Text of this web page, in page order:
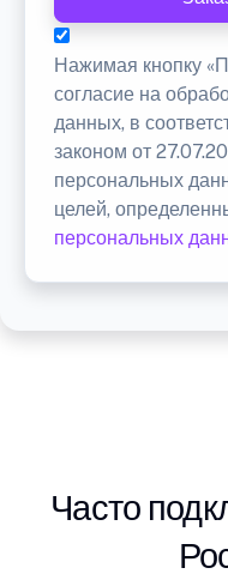
Нажимая кнопку
согласие на
данных, в
законом от
персональных
целей,
персональных
Часто